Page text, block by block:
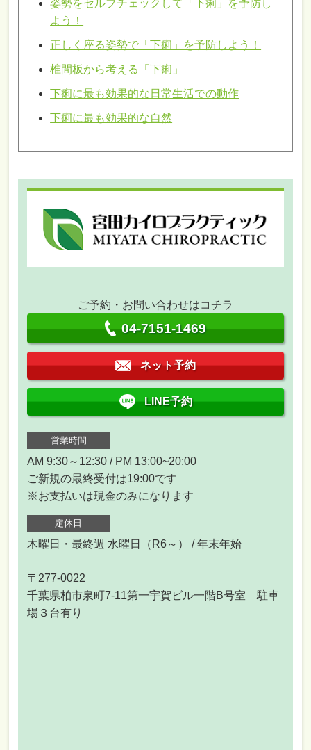
姿勢をセルフチェックして「下痢」を予防し
よう！
正しく座る姿勢で「下痢」を予防しよう！
椎間板から考える「下痢」
下痢に最も効果的な日常生活での動作
下痢に最も効果的な自然
ご予約・お問い合わせはコチラ
04-7151-1469
ネット予約
LINE予約
営業時間
AM 9:30～12:30 / PM 13:00~20:00
ご新規の最終受付は19:00です
※お支払いは現金のみになります
定休日
木曜日・最終週 水曜日（R6～） / 年末年始
〒277-0022
千葉県柏市泉町7-11第一宇賀ビル一階B号室 駐車
場３台有り